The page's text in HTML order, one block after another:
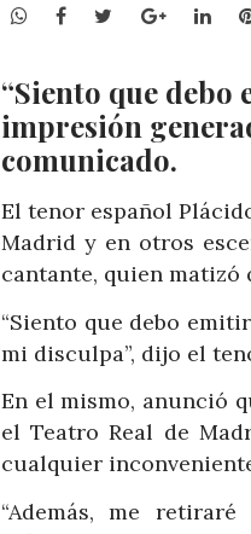
WhatsApp
Facebook
TwitterGoogle+
“Siento que
impresión
comunicado.
El tenor español
Madrid y en otros
cantante, quien matizó
“Siento que debo
mi disculpa”, dijo el
En el mismo, anunció
el Teatro Real de
cualquier
“Además, me